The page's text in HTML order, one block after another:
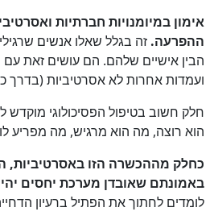
אימון במיומנויות חברתיות
ההפרעה. זה בגלל שאלו אנשים
הבין אישיים שלהם. הם עושים זאת עם
ועמדות אחרות לא אסרטיביות (בדרך
חלק חשוב בטיפול הפסיכולוגי מוקדש
הוא רוצה, מה הוא מרגיש, מה מפריע לו
כחלק מההכשרה הזו באסרטיביות,
באמונתם שאובדן מערכת יחסים
לומדים לחתוך את הפתיל ברעיון